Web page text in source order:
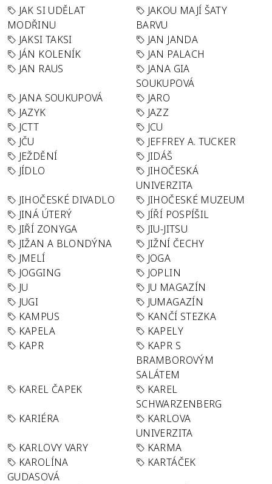
JAK SI UDĚLAT
MODŘINU
JAKOU MAJÍ ŠATY
BARVU
JAKSI TAKSI
JAN JANDA
JÁN KOLENÍK
JAN PALACH
JAN RAUS
JANA GIA
SOUKUPOVÁ
JANA SOUKUPOVÁ
JARO
JAZYK
JAZZ
JCTT
JCU
JČU
JEFFREY A. TUCKER
JEŽDĚNÍ
JIDÁŠ
JÍDLO
JIHOČESKÁ
UNIVERZITA
JIHOČESKÉ DIVADLO
JIHOČESKÉ MUZEUM
JINÁ ÚTERÝ
JÍŘÍ POSPÍŠIL
JIŘÍ ZONYGA
JIU-JITSU
JIŽAN A BLONDÝNA
JIŽNÍ ČECHY
JMELÍ
JOGA
JOGGING
JOPLIN
JU
JU MAGAZÍN
JUGI
JUMAGAZÍN
KAMPUS
KANČÍ STEZKA
KAPELA
KAPELY
KAPR
KAPR S
BRAMBOROVÝM
SALÁTEM
KAREL ČAPEK
KAREL
SCHWARZENBERG
KARIÉRA
KARLOVA
UNIVERZITA
KARLOVY VARY
KARMA
KAROLÍNA
GUDASOVÁ
KARTÁČEK